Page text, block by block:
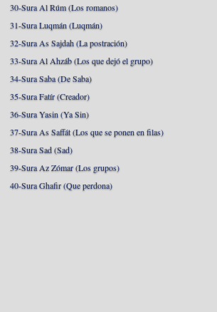
30-Sura Al Rúm (Los romanos)
31-Sura Luqmán (Luqmán)
32-Sura As Sajdah (La postración)
33-Sura Al Ahzáb (Los que dejó el grupo)
34-Sura Saba (De Saba)
35-Sura Fatír (Creador)
36-Sura Yasin (Ya Sin)
37-Sura As Saffát (Los que se ponen en filas)
38-Sura Sad (Sad)
39-Sura Az Zómar (Los grupos)
40-Sura Ghafir (Que perdona)